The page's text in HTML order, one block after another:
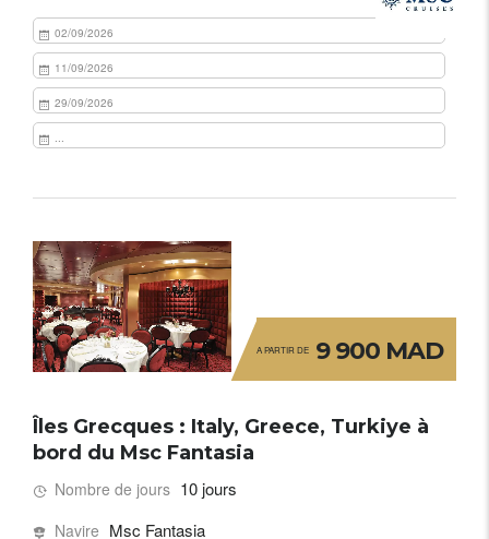
02/09/2026
11/09/2026
29/09/2026
...
A PARTIR DE 9 900 MAD
Îles Grecques : Italy, Greece, Turkiye à
bord du Msc Fantasia
Nombre de jours 10 jours
Navire Msc Fantasia